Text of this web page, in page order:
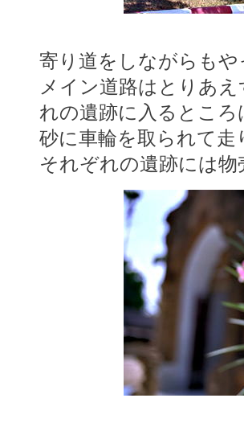
寄り道をしながらも
メイン道路はとりあ
れの遺跡に入るとこ
砂に車輪を取られて走
それぞれの遺跡には